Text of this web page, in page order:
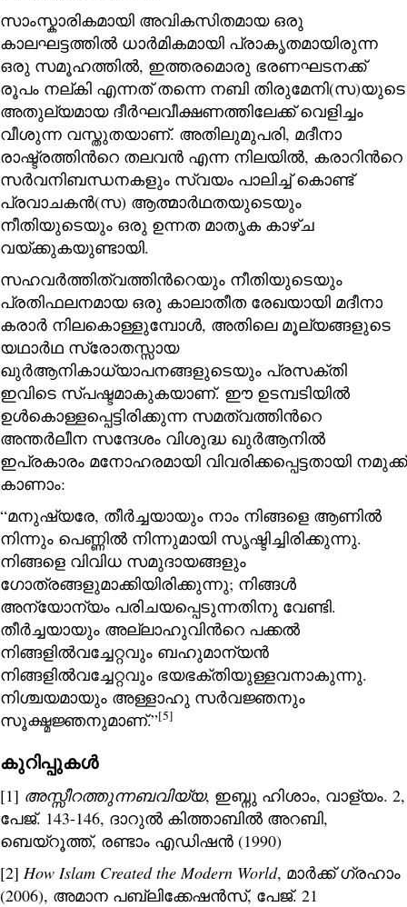
സാംസ്കാരികമായി അവികസിതമായ ഒരു
കാലഘട്ടത്തില്‍ ധാര്‍മികമായി പ്രാകൃതമായിരുന്ന
ഒരു സമൂഹത്തില്‍, ഇത്തരമൊരു ഭരണഘടനക്ക്
രൂപം നല്കി എന്നത് തന്നെ നബി തിരുമേനി(സ)യുടെ
അതുല്യമായ ദീര്‍ഘവീക്ഷണത്തിലേക്ക് വെളിച്ചം
വീശുന്ന വസ്തുതയാണ്. അതിലുമുപരി, മദീനാ
രാഷ്ട്രത്തിന്‍റെ തലവന്‍ എന്ന നിലയില്‍, കരാറിന്‍റെ
സര്‍വനിബന്ധനകളും സ്വയം പാലിച്ച് കൊണ്ട്
പ്രവാചകന്‍(സ) ആത്മാര്‍ഥതയുടെയും
നീതിയുടെയും ഒരു ഉന്നത മാതൃക കാഴ്ച
വയ്ക്കുകയുണ്ടായി.
സഹവര്‍ത്തിത്വത്തിന്‍റെയും നീതിയുടെയും
പ്രതിഫലനമായ ഒരു കാലാതീത രേഖയായി മദീനാ
കരാര്‍ നിലകൊള്ളുമ്പോള്‍, അതിലെ മൂല്യങ്ങളുടെ
യഥാര്‍ഥ സ്രോതസ്സായ
ഖുര്‍ആനികാധ്യാപനങ്ങളുടെയും പ്രസക്തി
ഇവിടെ സ്പഷ്ടമാകുകയാണ്. ഈ ഉടമ്പടിയില്‍
ഉള്‍കൊള്ളപ്പെട്ടിരിക്കുന്ന സമത്വത്തിന്‍റെ
അന്തര്‍ലീന സന്ദേശം വിശുദ്ധ ഖുര്‍ആനില്‍
ഇപ്രകാരം മനോഹരമായി വിവരിക്കപ്പെട്ടതായി നമുക്ക്
കാണാം:
“മനുഷ്യരേ, തീർച്ചയായും നാം നിങ്ങളെ ആണിൽ
നിന്നും പെണ്ണിൽ നിന്നുമായി സൃഷ്ടിച്ചിരിക്കുന്നു.
നിങ്ങളെ വിവിധ സമുദായങ്ങളും
ഗോത്രങ്ങളുമാക്കിയിരിക്കുന്നു; നിങ്ങൾ
അന്യോന്യം പരിചയപ്പെടുന്നതിനു വേണ്ടി.
തീർച്ചയായും അല്ലാഹുവിന്‍റെ പക്കൽ
നിങ്ങളിൽവച്ചേറ്റവും ബഹുമാന്യൻ
നിങ്ങളിൽവച്ചേറ്റവും ഭയഭക്തിയുള്ളവനാകുന്നു.
നിശ്ചയമായും അള്ളാഹു സർവജ്ഞനും
സൂക്ഷ്മജ്ഞനുമാണ്.”[5]
കുറിപ്പുകള്‍
[1] അസ്സീറത്തുന്നബവിയ്യ, ഇബ്നു ഹിശാം, വാള്യം. 2,
പേജ്. 143-146, ദാറുല്‍ കിത്താബില്‍ അറബി,
ബെയ്റൂത്ത്, രണ്ടാം എഡിഷൻ (1990)
[2] How Islam Created the Modern World, മാർക്ക് ഗ്രഹാം
(2006), അമാന പബ്ലിക്കേഷൻസ്, പേജ്. 21